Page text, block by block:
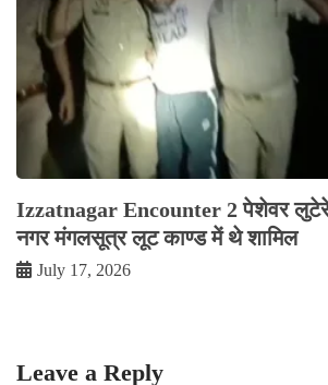
Izzatnagar Encounter 2 पेशेवर
नगर मंगलसूत्र लूट काण्‍ड में थे शामिल
July 17, 2026
Leave a Reply